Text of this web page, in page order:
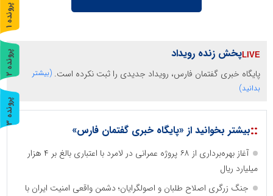
پخش زنده رویداد
پایگاه خبری گفتمان فارس، رویداد جدیدی را ثبت نکرده است. (بیشتر
بدانید)
::بیشتر بخوانید از «پایگاه خبری گفتمان فارس»
آغاز بهره‌برداری از ۶۸ پروژه عمرانی در لامرد با اعتباری بالغ بر ۴ هزار
میلیارد ریال
جنگ زرگری اصلاح طلبان و اصولگرایان؛ دشمن واقعی امنیت ایران با
پ
ر
و
ن
د
ه
1
پ
ر
و
ن
د
ه
2
پ
ر
و
ن
د
ه
3